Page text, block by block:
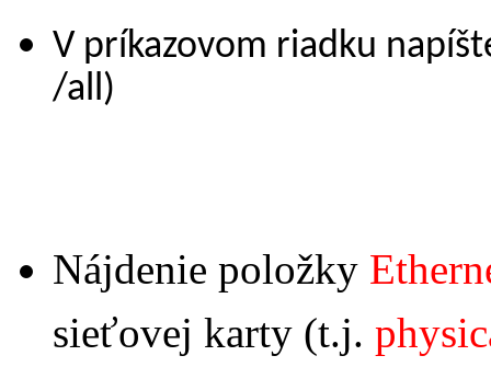
V príkazovom riadku
/all)
Nájdenie položky
sieťovej karty (t.j.